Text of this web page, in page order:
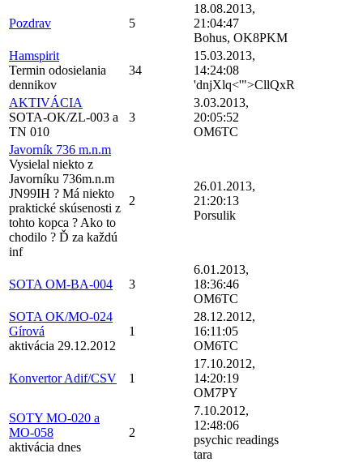
Pozdrav 5
18.08.2013,
21:04:47
Bohus, OK8PKM
Hamspirit
Termin odosielania
dennikov
34
15.03.2013,
14:24:08
'dnjXlq<'">CllQxR
AKTIVÁCIA
SOTA-OK/ZL-003 a
TN 010
3
3.03.2013,
20:05:52
OM6TC
Javorník 736 m.n.m
Vysielal niekto z
Javorníku 736m.n.m
JN99IH ? Má niekto
praktické skúsenosti z
tohto kopca ? Ako to
chodilo ? Ď za každú
inf
2
26.01.2013,
21:20:13
Porsulik
SOTA OM-BA-004 3
6.01.2013,
18:36:46
OM6TC
SOTA OK/MO-024
Gírová
aktivácia 29.12.2012
1
28.12.2012,
16:11:05
OM6TC
Konvertor Adif/CSV 1
17.10.2012,
14:20:19
OM7PY
SOTY MO-020 a
MO-058
aktivácia dnes
2
7.10.2012,
12:48:06
psychic readings
tara